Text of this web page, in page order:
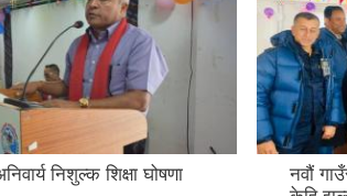
निशुल्क शिक्षा घोषणा
नवौं